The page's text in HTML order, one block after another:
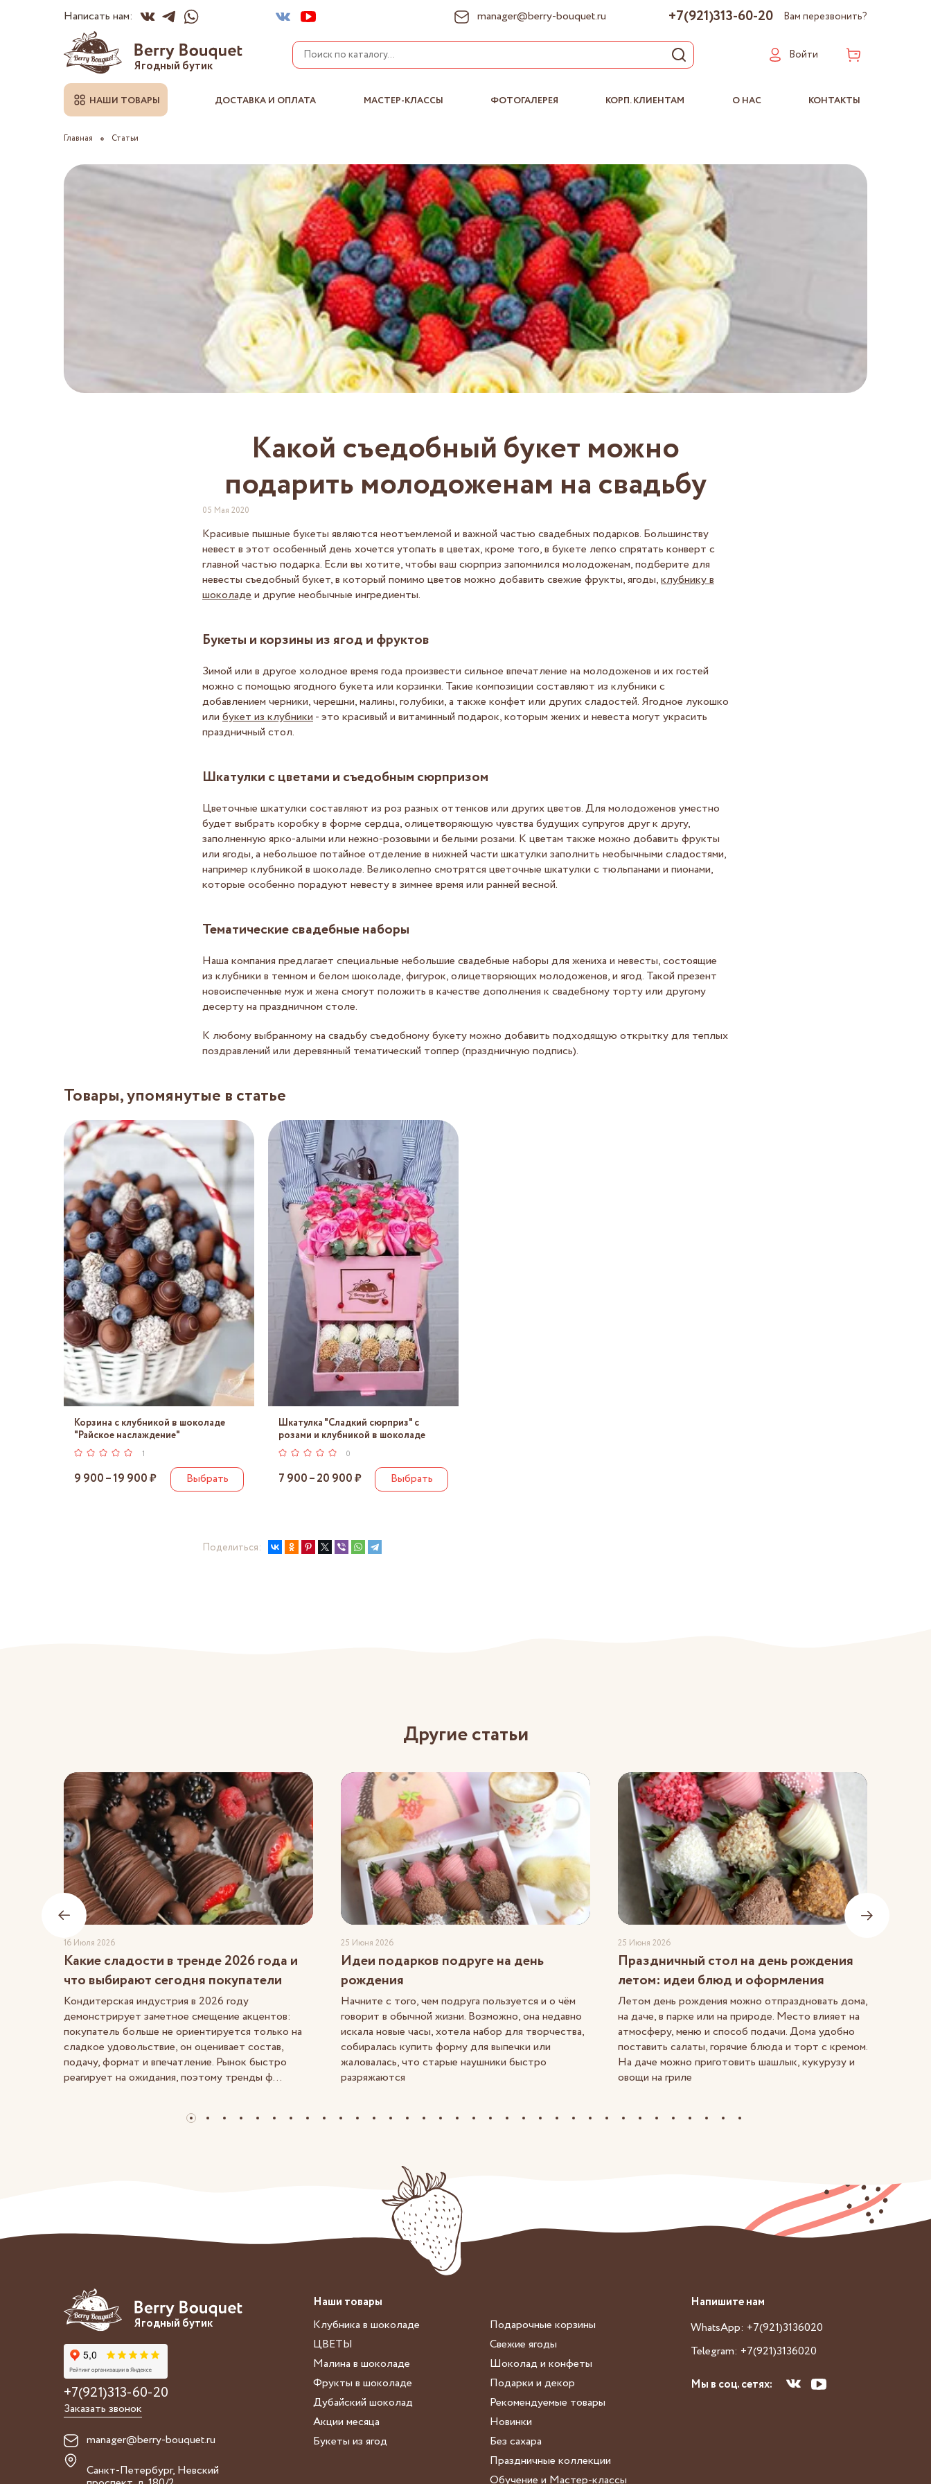
Написать нам: manager@berry-bouquet.ru +7(921)313-60-20 Вам перезвонить?
Ягодный бутик
Войти
НАШИ ТОВАРЫ ДОСТАВКА И ОПЛАТА МАСТЕР-КЛАССЫ ФОТОГАЛЕРЕЯ КОРП. КЛИЕНТАМ О НАС КОНТАКТЫ
Главная Статьи
Какой съедобный букет можно
подарить молодоженам на свадьбу
05 Мая 2020
Красивые пышные букеты являются неотъемлемой и важной частью свадебных подарков. Большинству
невест в этот особенный день хочется утопать в цветах, кроме того, в букете легко спрятать конверт с
главной частью подарка. Если вы хотите, чтобы ваш сюрприз запомнился молодоженам, подберите для
невесты съедобный букет, в который помимо цветов можно добавить свежие фрукты, ягоды,клубнику в
шоколадеи другие необычные ингредиенты.
Букеты и корзины из ягод и фруктов
Зимой или в другое холодное время года произвести сильное впечатление на молодоженов и их гостей
можно с помощью ягодного букета или корзинки. Такие композиции составляют из клубники с
добавлением черники, черешни, малины, голубики, а также конфет или других сладостей. Ягодное лукошко
или букет из клубники- это красивый и витаминный подарок, которым жених и невеста могут украсить
праздничный стол.
Шкатулки с цветами и съедобным сюрпризом
Цветочные шкатулки составляют из роз разных оттенков или других цветов. Для молодоженов уместно
будет выбрать коробку в форме сердца, олицетворяющую чувства будущих супругов друг к другу,
заполненную ярко-алыми или нежно-розовыми и белыми розами. К цветам также можно добавить фрукты
или ягоды, а небольшое потайное отделение в нижней части шкатулки заполнить необычными сладостями,
например клубникой в шоколаде. Великолепно смотрятся цветочные шкатулки с тюльпанами и пионами,
которые особенно порадуют невесту в зимнее время или ранней весной.
Тематические свадебные наборы
Наша компания предлагает специальные небольшие свадебные наборы для жениха и невесты, состоящие
из клубники в темном и белом шоколаде, фигурок, олицетворяющих молодоженов, и ягод. Такой презент
новоиспеченные муж и жена смогут положить в качестве дополнения к свадебному торту или другому
десерту на праздничном столе.
К любому выбранному на свадьбу съедобному букету можно добавить подходящую открытку для теплых
поздравлений или деревянный тематический топпер (праздничную подпись).
Товары, упомянутые в статье
Корзина с клубникой в шоколаде
"Райское наслаждение"
1
9 900 – 19 900 ₽ Выбрать
Шкатулка "Сладкий сюрприз" с
розами и клубникой в шоколаде
0
7 900 – 20 900 ₽ Выбрать
Поделиться:
Другие статьи
16 Июля 2026
Какие сладости в тренде 2026 года и
что выбирают сегодня покупатели
Кондитерская индустрия в 2026 году
демонстрирует заметное смещение акцентов:
покупатель больше не ориентируется только на
сладкое удовольствие, он оценивает состав,
подачу, формат и впечатление. Рынок быстро
реагирует на ожидания, поэтому тренды ф...
25 Июня 2026
Идеи подарков подруге на день
рождения
Начните с того, чем подруга пользуется и о чём
говорит в обычной жизни. Возможно, она недавно
искала новые часы, хотела набор для творчества,
собиралась купить форму для выпечки или
жаловалась, что старые наушники быстро
разряжаются
25 Июня 2026
Праздничный стол на день рождения
летом: идеи блюд и оформления
Летом день рождения можно отпраздновать дома,
на даче, в парке или на природе. Место влияет на
атмосферу, меню и способ подачи. Дома удобно
поставить салаты, горячие блюда и торт с кремом.
На даче можно приготовить шашлык, кукурузу и
овощи на гриле
Ягодный бутик
+7(921)313-60-20
Заказать звонок
manager@berry-bouquet.ru
Санкт-Петербург, Невский
Наши товары
Клубника в шоколаде
ЦВЕТЫ
Малина в шоколаде
Фрукты в шоколаде
Дубайский шоколад
Акции месяца
Букеты из ягод
Подарочные корзины
Свежие ягоды
Шоколад и конфеты
Подарки и декор
Рекомендуемые товары
Новинки
Без сахара
Праздничные коллекции
Обучение и Мастер-классы
Напишите нам
WhatsApp: +7(921)3136020
Telegram: +7(921)3136020
Мы в соц. сетях: